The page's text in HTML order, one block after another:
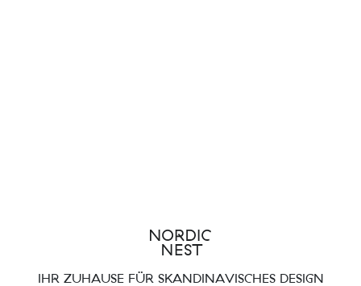
IHR ZUHAUSE FÜR SKANDINAVISCHES DESIGN